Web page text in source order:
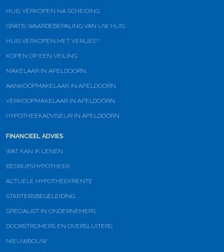
HUIS VERKOPEN NA SCHEIDING
GRATIS WAARDEBEPALING VAN UW HUIS
HUIS VERKOPEN MET VERLIES?
KOPEN OP EEN VEILING
MAKELAAR IN APELDOORN
AANKOOPMAKELAAR IN APELDOORN
VERKOOPMAKELAAR IN APELDOORN
HYPOTHEEKADVISEUR IN APELDOORN
FINANCIEEL ADVIES
WAT KAN IK LENEN
BEDRIJFSHYPOTHEEK
ACTUELE HYPOTHEEKRENTE
STARTERSBEGELEIDING
SPECIALIST IN ONDERNEMERS
DOORSTROMERS EN OVERSLUITERS
NIEUWBOUW